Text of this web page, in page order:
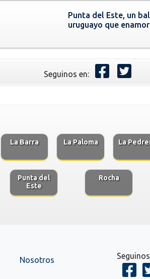
Punta del Este, un
uruguayo que
Seguinos en:
La Barra La Paloma La
Punta del
Este
Rocha
Nosotros